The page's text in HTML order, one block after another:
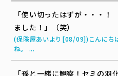
「使い切ったはずが・・・
ました！」（笑）
(保険屋あいより[08/09])こんにち
ね。 ...
「孫と一緒に観察！セミの羽